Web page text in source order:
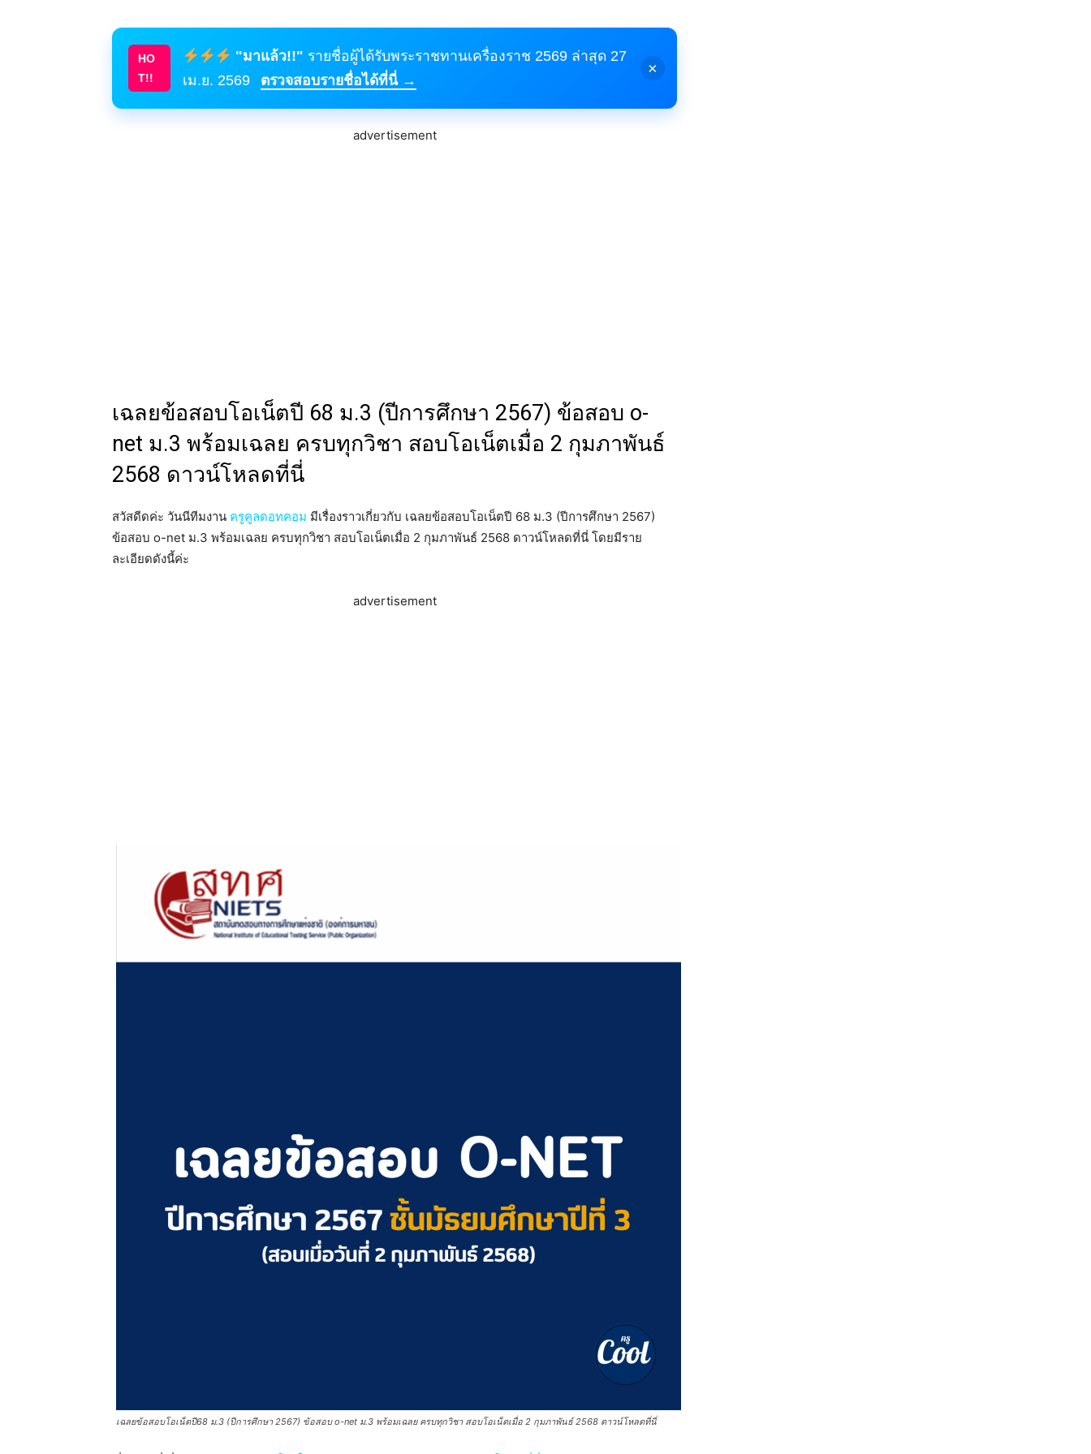
HO
T!!
"มาแล้ว!!" รายชื่อผู้ได้รับพระราชทานเครื่องราช 2569 ล่าสุด 27
เม.ย. 2569
ตรวจสอบรายชื่อได้ที่นี่ →
×
advertisement
เฉลยข้อสอบโอเน็ตปี 68 ม.3 (ปีการศึกษา 2567) ข้อสอบ o-
net ม.3 พร้อมเฉลย ครบทุกวิชา สอบโอเน็ตเมื่อ 2 กุมภาพันธ์
2568 ดาวน์โหลดที่นี่
สวัสดีดค่ะ วันนีทีมงาน ครูคูลดอทคอม มีเรื่องราวเกี่ยวกับ เฉลยข้อสอบโอเน็ตปี 68 ม.3 (ปีการศึกษา 2567)
ข้อสอบ o-net ม.3 พร้อมเฉลย ครบทุกวิชา สอบโอเน็ตเมื่อ 2 กุมภาพันธ์ 2568 ดาวน์โหลดที่นี่ โดยมีราย
ละเอียดดังนี้ค่ะ
advertisement
เฉลยข้อสอบโอเน็ตปี68 ม.3 (ปีการศึกษา 2567) ข้อสอบ o-net ม.3 พร้อมเฉลย ครบทุกวิชา สอบโอเน็ตเมื่อ 2 กุมภาพันธ์ 2568 ดาวน์โหลดที่นี่